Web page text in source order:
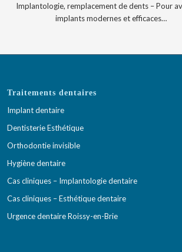
Implantologie, remplacement de dents – Pour
implants modernes et efficaces…
Traitements dentaires
Implant dentaire
Dentisterie Esthétique
Orthodontie invisible
Hygiène dentaire
Cas cliniques – Implantologie dentaire
Cas cliniques – Esthétique dentaire
Urgence dentaire Roissy-en-Brie